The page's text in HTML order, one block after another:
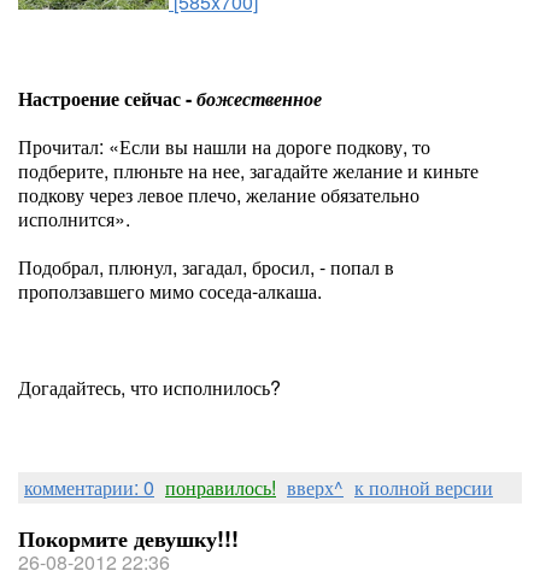
Настроение сейчас -божественное
Прочитал: «Если вы нашли на дороге подкову, то
подберите, плюньте на нее, загадайте желание и киньте
подкову через левое плечо, желание обязательно
исполнится».
Подобрал, плюнул, загадал, бросил, - попал в
проползавшего мимо соседа-алкаша.
Догадайтесь, что исполнилось?
комментарии: 0 понравилось! вверх^ к полной версии
Покормите девушку!!!
26-08-2012 22:36